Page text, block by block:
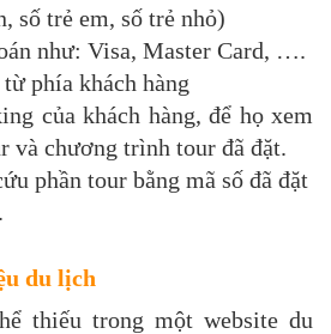
số trẻ em, số trẻ nhỏ)
như: Visa, Master Card, ….
phía khách hàng
của khách hàng, để họ xem
và chương trình tour đã đặt.
phần tour bằng mã số đã đặt
du lịch
thiếu trong một website du